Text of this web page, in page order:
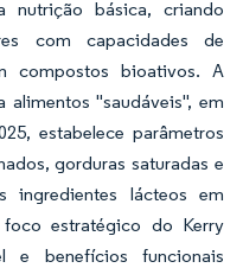
nutrição básica, criando
com capacidades de
compostos bioativos. A
"saudáveis", em
estabelece parâmetros
gorduras saturadas e
ingredientes lácteos em
estratégico do Kerry
e benefícios funcionais